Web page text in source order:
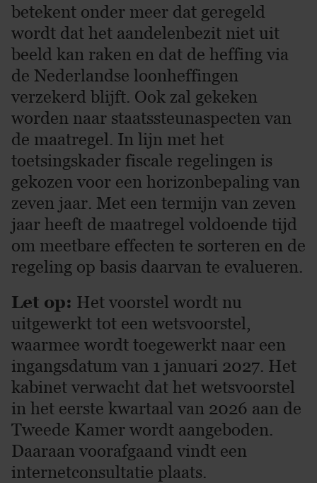
betekent onder meer dat geregeld
wordt dat het aandelenbezit niet uit
beeld kan raken en dat de heffing via
de Nederlandse loonheffingen
verzekerd blijft. Ook zal gekeken
worden naar staatssteunaspecten van
de maatregel. In lijn met het
toetsingskader fiscale regelingen is
gekozen voor een horizonbepaling van
zeven jaar. Met een termijn van zeven
jaar heeft de maatregel voldoende tijd
om meetbare effecten te sorteren en de
regeling op basis daarvan te evalueren.
Let op: Het voorstel wordt nu
uitgewerkt tot een wetsvoorstel,
waarmee wordt toegewerkt naar een
ingangsdatum van 1 januari 2027. Het
kabinet verwacht dat het wetsvoorstel
in het eerste kwartaal van 2026 aan de
Tweede Kamer wordt aangeboden.
Daaraan voorafgaand vindt een
internetconsultatie plaats.